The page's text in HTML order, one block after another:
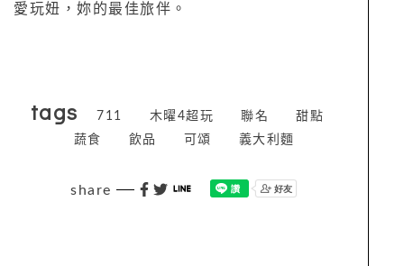
愛玩妞，妳的最佳旅伴。
tags 711 木曜4超玩 聯名
甜點
蔬食
飲品 可頌 義大利麵
share